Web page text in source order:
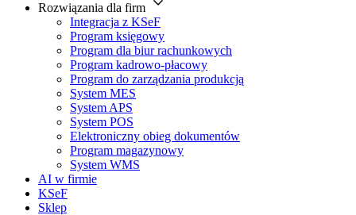
Rozwiązania dla firm
Integracja z KSeF
Program księgowy
Program dla biur rachunkowych
Program kadrowo-płacowy
Program do zarządzania produkcją
System MES
System APS
System POS
Elektroniczny obieg dokumentów
Program magazynowy
System WMS
AI w firmie
KSeF
Sklep